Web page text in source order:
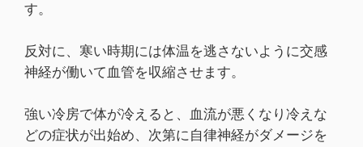
す。
反対に、寒い時期には体温を逃さないように交感
神経が働いて血管を収縮させます。
強い冷房で体が冷えると、血流が悪くなり冷えな
どの症状が出始め、次第に自律神経がダメージを